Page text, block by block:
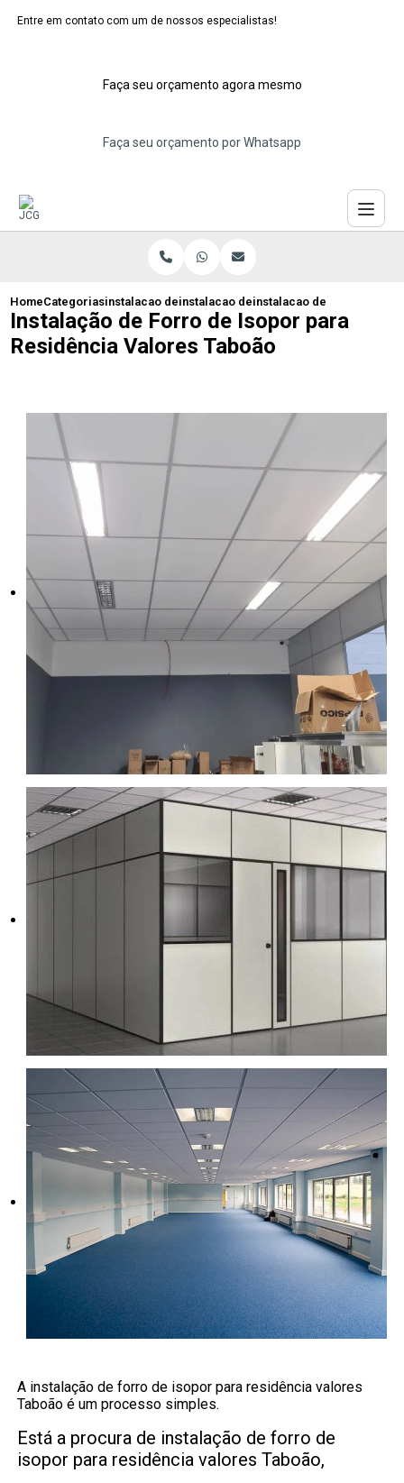
Entre em contato com um de nossos especialistas!
Faça seu orçamento agora mesmo
Faça seu orçamento por Whatsapp
HomeCategoriasinstalacao de forros de isopor
instalacao de forro de isopor para teto
instalacao de forro de
Instalação de Forro de Isopor para
Residência Valores Taboão
A instalação de forro de isopor para residência valores
Taboão é um processo simples.
Está a procura de instalação de forro de
isopor para residência valores Taboão,